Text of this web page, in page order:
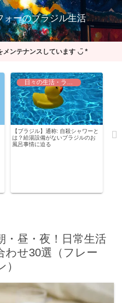
ォーのブラジル生活
メンテナンスしています ◡̈ *
日々の生活・ライフハック
【ブラジル】通称: 自殺シャワーと
は？給湯設備がないブラジルのお
風呂事情に迫る
・昼・夜！日常生活
わせ30選（フレー